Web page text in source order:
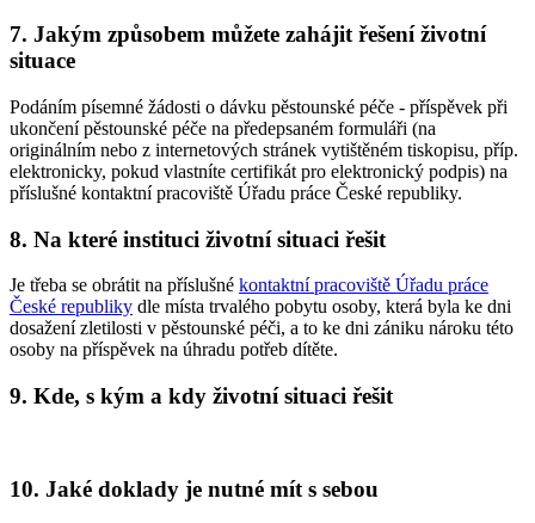
7. Jakým způsobem můžete zahájit řešení životní
situace
Podáním písemné žádosti o dávku pěstounské péče - příspěvek při
ukončení pěstounské péče na předepsaném formuláři (na
originálním nebo z internetových stránek vytištěném tiskopisu, příp.
elektronicky, pokud vlastníte certifikát pro elektronický podpis) na
příslušné kontaktní pracoviště Úřadu práce České republiky.
8. Na které instituci životní situaci řešit
Je třeba se obrátit na příslušné kontaktní pracoviště Úřadu práce
České republiky dle místa trvalého pobytu osoby, která byla ke dni
dosažení zletilosti v pěstounské péči, a to ke dni zániku nároku této
osoby na příspěvek na úhradu potřeb dítěte.
9. Kde, s kým a kdy životní situaci řešit
10. Jaké doklady je nutné mít s sebou